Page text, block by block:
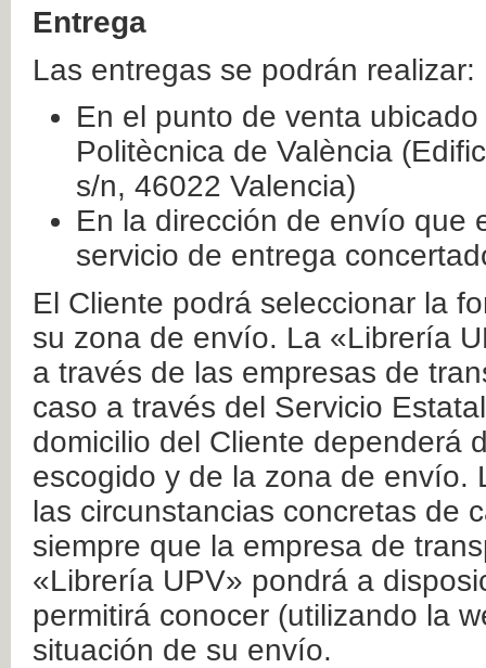
Entrega
Las entregas se podrán realizar:
En el punto de venta
Politècnica de València
s/n, 46022 Valencia)
En la dirección de envío que
servicio de entrega
El Cliente podrá seleccionar la
su zona de envío. La «Librería
a través de las empresas de
caso a través del Servicio
domicilio del Cliente dependerá
escogido y de la zona de envío.
las circunstancias concretas de
siempre que la empresa de
«Librería UPV» pondrá a
permitirá conocer (utilizando la
situación de su envío.